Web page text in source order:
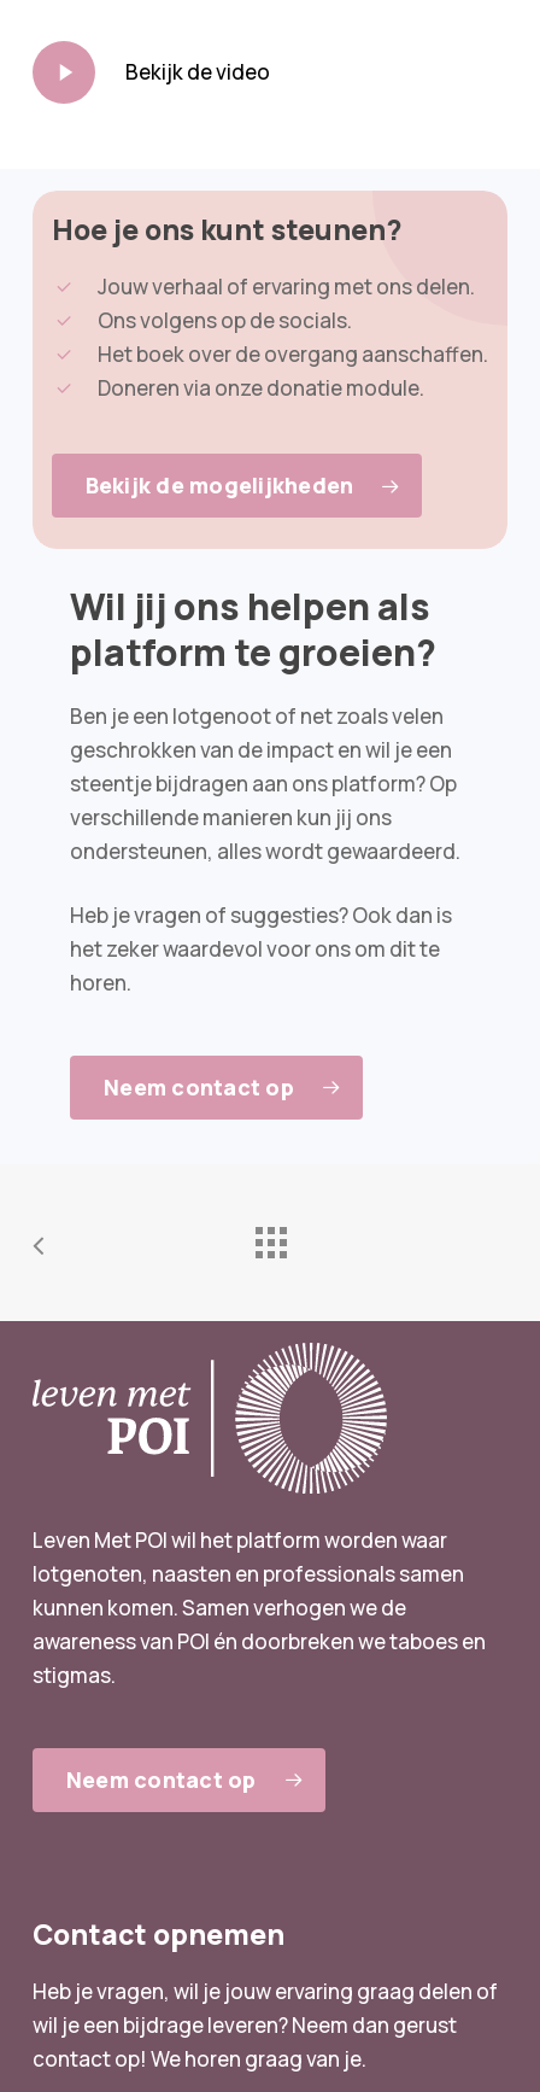
Play
Video
Bekijk de video
Wil jij ons helpen als
platform te groeien?
Ben je een lotgenoot of net zoals velen
geschrokken van de impact en wil je een
steentje bijdragen aan ons platform? Op
verschillende manieren kun jij ons
ondersteunen, alles wordt gewaardeerd.
Heb je vragen of suggesties? Ook dan is
het zeker waardevol voor ons om dit te
horen.
Neem contact op
Hoe je ons kunt steunen?
Jouw verhaal of ervaring met ons delen.
Ons volgens op de socials.
Het boek over de overgang aanschaffen.
Doneren via onze donatie module.
Bekijk de mogelijkheden
Leven Met POI wil het platform worden waar
lotgenoten, naasten en professionals samen
kunnen komen. Samen verhogen we de
awareness van POI én doorbreken we taboes en
stigmas.
Neem contact op
Contact opnemen
Heb je vragen, wil je jouw ervaring graag delen of
wil je een bijdrage leveren? Neem dan gerust
contact op! We horen graag van je.